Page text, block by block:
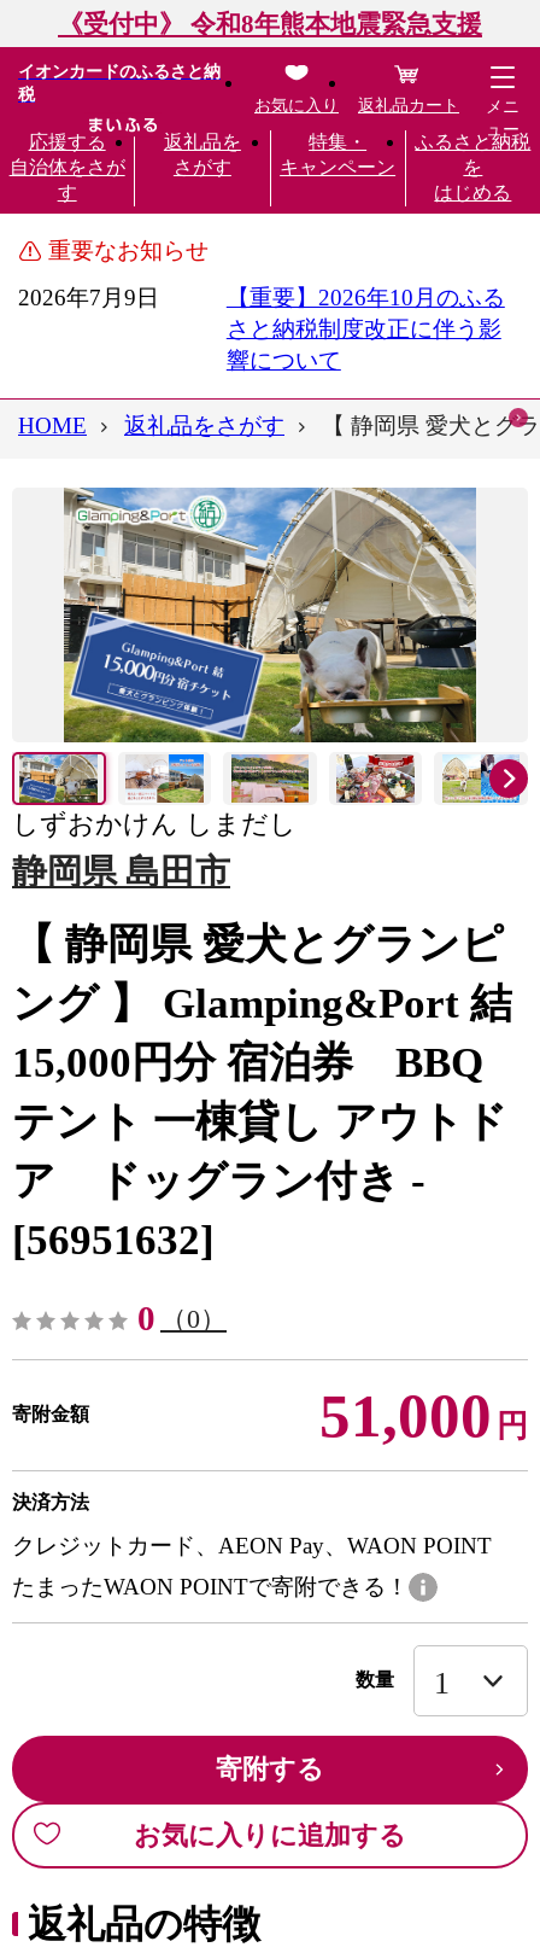
《受付中》 令和8年熊本地震緊急支援
イオンカードのふるさと納
税
応援する
自治体をさが
す
返礼品を
さがす
特集・
キャンペーン
ふるさと納税
を
はじめる
お気に入り 返礼品カート
メニ
ュー
重要なお知らせ
2026年7月9日
【重要】2026年10月のふる
さと納税制度改正に伴う影
響について
HOME 返礼品をさがす 【 静岡県 愛犬と
しずおかけん しまだし
静岡県 島田市
【 静岡県 愛犬とグランピ
ング 】 Glamping&Port 結
15,000円分 宿泊券 BBQ
テント 一棟貸し アウトド
ア ドッグラン付き -
[56951632]
0 （0）
寄附金額 51,000 円
決済方法
クレジットカード、AEON Pay、WAON POINT
たまったWAON POINTで寄附できる！
数量
寄附する
お気に入りに追加する
返礼品の特徴